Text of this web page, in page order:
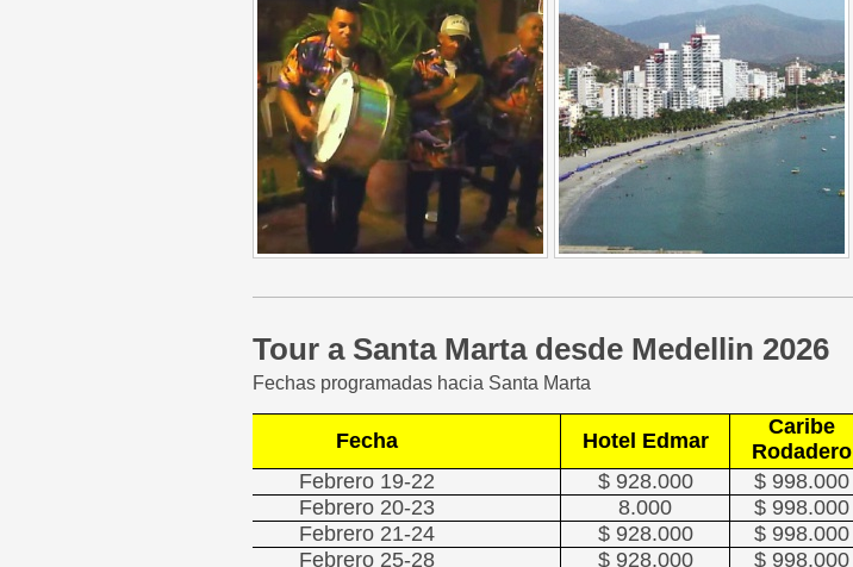
Tour a Santa Marta desde Medellin 2026
Fechas programadas hacia Santa Marta
Fecha Hotel Edmar
Caribe
Rodadero
Febrero 19-22
$ 928.000 $ 998.000
Febrero 20-23
8.000 $ 998.000
Febrero 21-24
$ 928.000 $ 998.000
Febrero 25-28
$ 928.000 $ 998.000